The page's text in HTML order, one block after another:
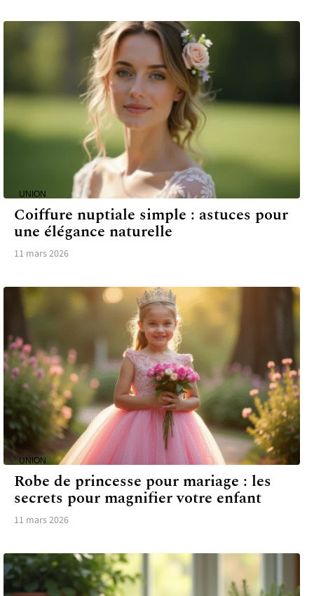
UNION
Coiffure nuptiale simple : astuces pour
une élégance naturelle
11 mars 2026
UNION
Robe de princesse pour mariage : les
secrets pour magnifier votre enfant
11 mars 2026